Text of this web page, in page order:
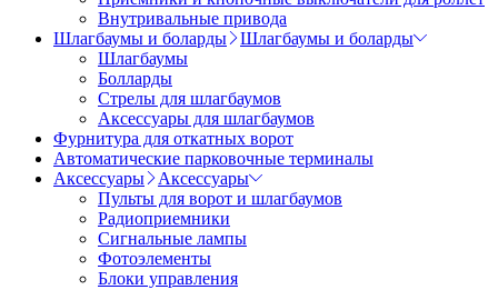
Внутривальные привода
Шлагбаумы и боларды
Шлагбаумы и боларды
Шлагбаумы
Болларды
Стрелы для шлагбаумов
Аксессуары для шлагбаумов
Фурнитура для откатных ворот
Автоматические парковочные терминалы
Аксессуары
Аксессуары
Пульты для ворот и шлагбаумов
Радиоприемники
Сигнальные лампы
Фотоэлементы
Блоки управления